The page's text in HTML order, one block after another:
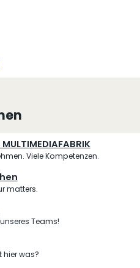
Viele Kompetenzen.
matters.
Teams!
hier was?